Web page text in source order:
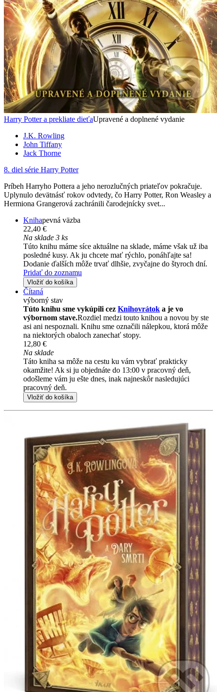
Harry Potter a prekliate dieťaUpravené a doplnené vydanie
J.K. Rowling
John Tiffany
Jack Thorne
8. diel série Harry Potter
Príbeh Harryho Pottera a jeho nerozlučných priateľov pokračuje.
Uplynulo devätnásť rokov odvtedy, čo Harry Potter, Ron Weasley a
Hermiona Grangerová zachránili čarodejnícky svet...
Knihapevná väzba
22,40 €
Na sklade 3 ks
Túto knihu máme síce aktuálne na sklade, máme však už iba
posledné kusy. Ak ju chcete mať rýchlo, ponáhľajte sa!
Dodanie ďalších môže trvať dlhšie, zvyčajne do štyroch dní.
Pridať do zoznamu
Vložiť do košíka
Čítaná
výborný stav
Túto knihu sme vykúpili cez Knihovrátok a je vo
výbornom stave.Rozdiel medzi touto knihou a novou by ste
asi ani nespoznali. Knihu sme označili nálepkou, ktorá môže
na niektorých obaloch zanechať stopy.
12,80 €
Na sklade
Táto kniha sa môže na cestu ku vám vybrať prakticky
okamžite! Ak si ju objednáte do 13:00 v pracovný deň,
odošleme vám ju ešte dnes, inak najneskôr nasledujúci
pracovný deň.
Vložiť do košíka